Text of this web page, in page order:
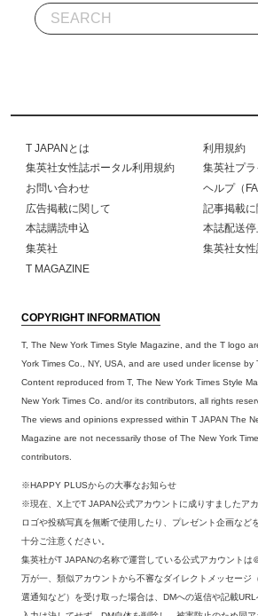
T JAPANとは
利用規約
集英社女性誌ポータル利用規約
集英社プ
お問い合わせ
ヘルプ（
広告掲載に関して
記事掲載に
本誌購読申込
本誌配送
集英社
集英社女
T MAGAZINE
COPYRIGHT INFORMATION
T, The New York Times Style Magazine, and the T logo
York Times Co., NY, USA, and are used under license by
Content reproduced from T, The New York Times Style
New York Times Co. and/or its contributors, all rights
The views and opinions expressed within T JAPAN The
Magazine are not necessarily those of The New York
contributors.
※HAPPY PLUSからの大事なお知らせ
※現在、X上でT JAPAN公式アカウントに成りすましたア
ロゴや投稿写真を無断で使用したり、プレゼント企画など
十分ご注意ください。
集英社がT JAPANの名称で運営している公式アカウントは
万が一、類似アカウントから不審なダイレクトメッセージ
選通知など）を受け取った場合は、DMへの返信や記載